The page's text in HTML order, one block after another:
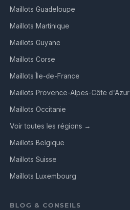
Maillots Guadeloupe
Maillots Martinique
Maillots Guyane
Maillots Corse
Maillots Île-de-France
Maillots Provence-Alpes-Côte d'Azur
Maillots Occitanie
Voir toutes les régions →
Maillots Belgique
Maillots Suisse
Maillots Luxembourg
BLOG & CONSEILS